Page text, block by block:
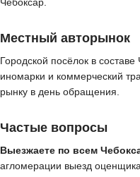
Местный авторынок
Городской посёлок в
иномарки и коммерческий
рынку в день обращения.
Частые вопросы
Выезжаете по всем
агломерации выезд